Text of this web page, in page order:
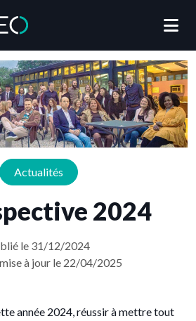
2024
le 31/12/2024
à jour le 22/04/2025
Actualités
année 2024, réussir à mettre tout